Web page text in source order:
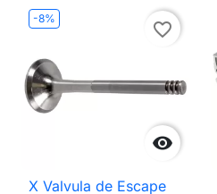
-8%

favorite_border
X Valvula de Escape